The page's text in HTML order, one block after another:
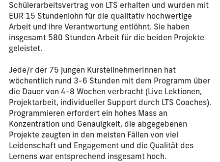
Schülerarbeitsvertrag von LTS erhalten und wurden mit
EUR 15 Stundenlohn für die qualitativ hochwertige
Arbeit und ihre Verantwortung entlöhnt. Sie haben
insgesamt 580 Stunden Arbeit für die beiden Projekte
geleistet.
Jede/r der 75 jungen KursteilnehmerInnen hat
wöchentlich rund 3-6 Stunden mit dem Programm über
die Dauer von 4-8 Wochen verbracht (Live Lektionen,
Projektarbeit, individueller Support durch LTS Coaches).
Programmieren erfordert ein hohes Mass an
Konzentration und Genauigkeit, die abgegebenen
Projekte zeugten in den meisten Fällen von viel
Leidenschaft und Engagement und die Qualität des
Lernens war entsprechend insgesamt hoch.